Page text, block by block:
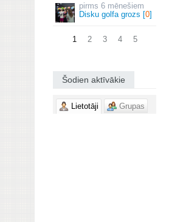
6 mēnešiem
Disku golfa grozs [0]
1 2 3 4 5
Šodien aktīvākie
Lietotāji Grupas